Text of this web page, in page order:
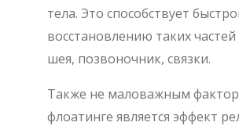
тела. Это способствует
восстановлению таких частей
шея, позвоночник, связки.
Также не маловажным
флоатинге является эффект